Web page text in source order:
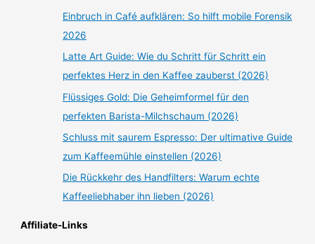
Einbruch in Café aufklären: So hilft mobile Forensik
2026
Latte Art Guide: Wie du Schritt für Schritt ein
perfektes Herz in den Kaffee zauberst (2026)
Flüssiges Gold: Die Geheimformel für den
perfekten Barista-Milchschaum (2026)
Schluss mit saurem Espresso: Der ultimative Guide
zum Kaffeemühle einstellen (2026)
Die Rückkehr des Handfilters: Warum echte
Kaffeeliebhaber ihn lieben (2026)
Affiliate-Links